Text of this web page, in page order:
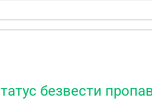
безвести